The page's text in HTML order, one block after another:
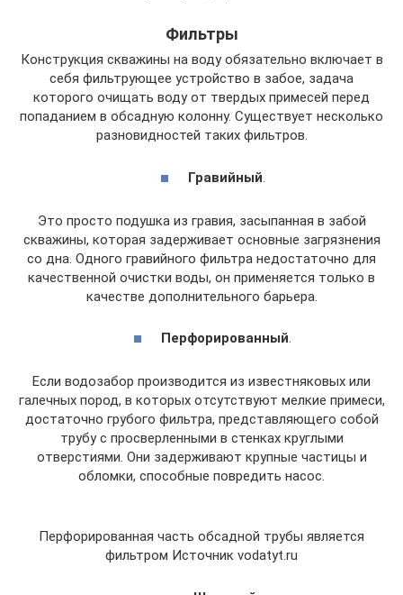
Фильтры
Конструкция скважины на воду обязательно включает в
себя фильтрующее устройство в забое, задача
которого очищать воду от твердых примесей перед
попаданием в обсадную колонну. Существует несколько
разновидностей таких фильтров.
Гравийный
Это просто подушка из гравия, засыпанная в забой
скважины, которая задерживает основные загрязнения
со дна. Одного гравийного фильтра недостаточно для
качественной очистки воды, он применяется только в
качестве дополнительного барьера.
Перфорированный.
Если водозабор производится из известняковых или
галечных пород, в которых отсутствуют мелкие примеси,
достаточно грубого фильтра, представляющего собой
трубу с просверленными в стенках круглыми
отверстиями. Они задерживают крупные частицы и
обломки, способные повредить насос.
Перфорированная часть обсадной трубы является
фильтром Источник vodatyt.ru